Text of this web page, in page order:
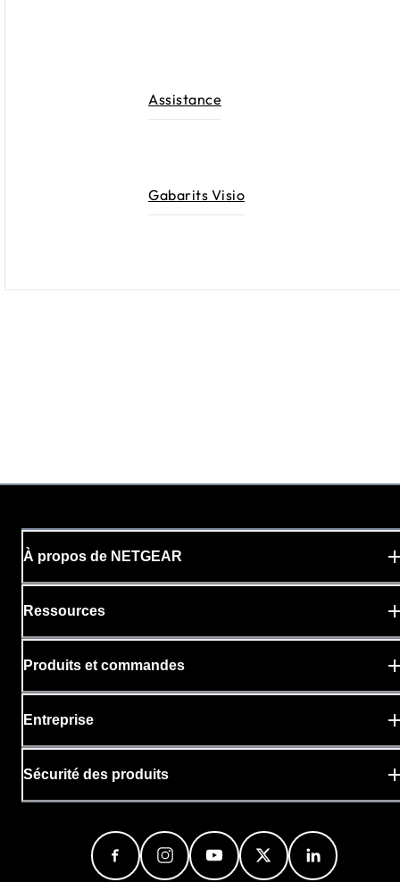
Assistance
Gabarits Visio
À propos de NETGEAR
Ressources
Produits et commandes
Entreprise
Sécurité des produits